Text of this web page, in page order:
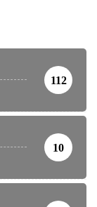
112
10